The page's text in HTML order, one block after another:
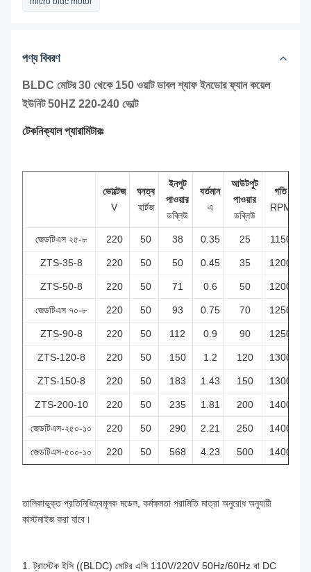
পণ্য বিবরণ
BLDC মোটর 30 থেকে 150 ওয়াট ডাবল শ্যাফ ইনডোর ফ্যান কয়েল
ইউনিট 50HZ 220-240 ভোল্ট
টেকনিক্যাল প্যারামিটারঃ
ভোল্টেজ
V
ঘনত্ব
হার্টজ
ইনপুট
পাওয়ার
ডব্লিউ
বর্তমান
এ
আউটপুট
পাওয়ার
ডব্লিউ
গতি
RPM
জেডটিএস ২৫-৮ 220 50 38 0.35 25 1150
ZTS-35-8 220 50 50 0.45 35 1200
ZTS-50-8 220 50 71 0.6 50 1200
জেডটিএস ৭০-৮ 220 50 93 0.75 70 1250
ZTS-90-8 220 50 112 0.9 90 1250
ZTS-120-8 220 50 150 1.2 120 1300
ZTS-150-8 220 50 183 1.43 150 1300
ZTS-200-10 220 50 235 1.81 200 1400
জেডটিএস-২৫০-১০ 220 50 290 2.21 250 1400
জেডটিএস-৫০০-১০ 220 50 568 4.23 500 1400
তালিকাভুক্ত প্রতিনিধিত্বমূলক মডেল, কর্মক্ষমতা পরামিতি মাত্রা অনুরোধ অনুযায়ী
কাস্টমাইজ করা যাবে।
1. ট্রাস্টেক ইসি ((BLDC) মোটর এসি 110V/220V 50Hz/60Hz বা DC